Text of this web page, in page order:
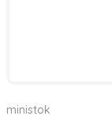
ministok